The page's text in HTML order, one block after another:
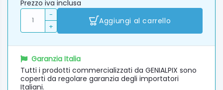
Prezzo iva inclusa
-
+
Aggiungi al carrello
Garanzia Italia
Tutti i prodotti commercializzati da GENIALPIX sono
coperti da regolare garanzia degli importatori
Italiani.